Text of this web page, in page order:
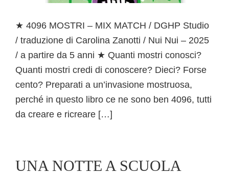
★ 4096 MOSTRI – MIX MATCH / DGHP Studio
/ traduzione di Carolina Zanotti / Nui Nui – 2025
/ a partire da 5 anni ★ Quanti mostri conosci?
Quanti mostri credi di conoscere? Dieci? Forse
cento? Preparati a un’invasione mostruosa,
perché in questo libro ce ne sono ben 4096, tutti
da creare e ricreare […]
UNA NOTTE A SCUOLA